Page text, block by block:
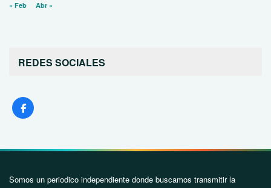
« Feb Abr »
REDES SOCIALES
Somos un periodico independiente donde buscamos transmitir la